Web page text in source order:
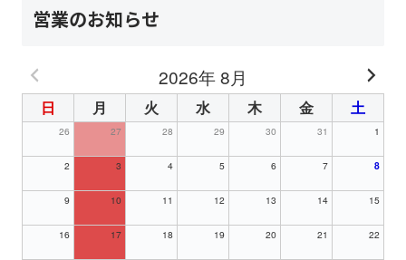
営業のお知らせ
2026年 8月
日 月 火 水 木 金 土
26 27 28 29 30 31 1
2 3 4 5 6 7 8
9 10 11 12 13 14 15
16 17 18 19 20 21 22